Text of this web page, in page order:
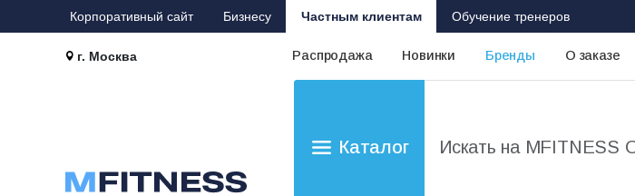
Корпоративный сайт Бизнесу Частным клиентам Обучение тренеров
г. Москва Распродажа Новинки Бренды О заказе
Каталог